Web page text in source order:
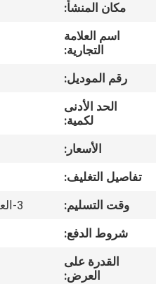
معلومات
جولة
المعمل
مراقبة
الجودة
اتصل
مكان المنشأ:
اسم العلامة
التجارية:
رقم الموديل:
الحد الأدنى
لكمية:
الأسعار:
تفاصيل التغليف:
وقت التسليم:
3-العمل أيام، تعتمد أساسا على كمية
شروط الدفع:
القدرة على
العرض: